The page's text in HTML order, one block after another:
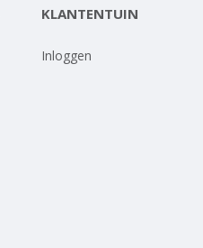
KLANTENTUIN
Inloggen